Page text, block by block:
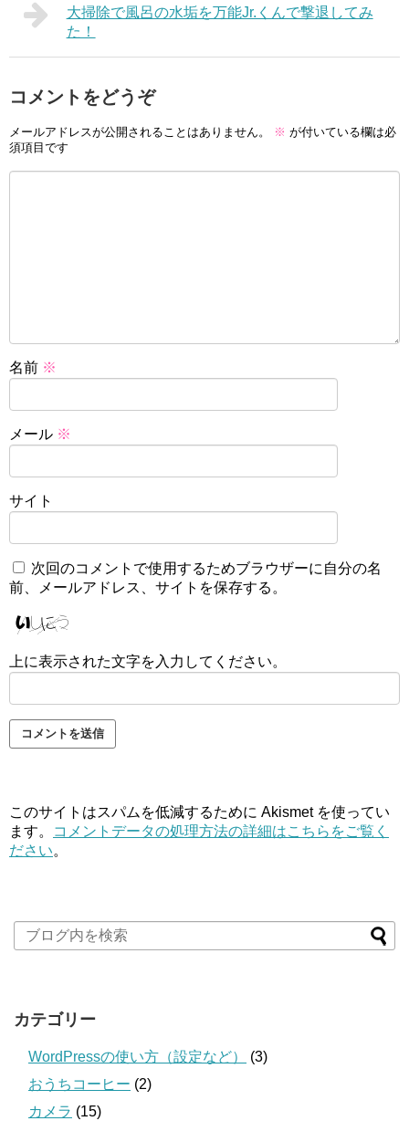
大掃除で風呂の水垢を万能Jr.くんで撃退してみ
た！
コメントをどうぞ
メールアドレスが公開されることはありません。 ※ が付いている欄は必
須項目です
名前 ※
メール ※
サイト
次回のコメントで使用するためブラウザーに自分の名
前、メールアドレス、サイトを保存する。
上に表示された文字を入力してください。
このサイトはスパムを低減するために Akismet を使ってい
ます。
コメントデータの処理方法の詳細はこちらをご覧く
ださい。
カテゴリー
WordPressの使い方（設定など）
(3)
おうちコーヒー (2)
カメラ (15)